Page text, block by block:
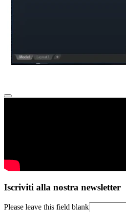
Iscriviti alla nostra newsletter
Please leave this field blank